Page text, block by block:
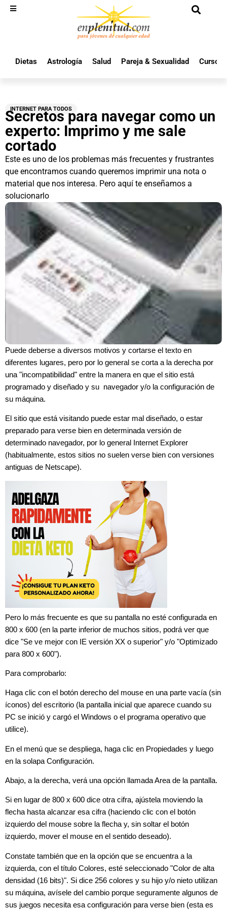
Dietas Astrología Salud Pareja & Sexualidad Cursos
INTERNET PARA TODOS
Secretos para navegar como un
experto: Imprimo y me sale
cortado
Este es uno de los problemas más frecuentes y frustrantes
que encontramos cuando queremos imprimir una nota o
material que nos interesa. Pero aquí te enseñamos a
solucionarlo
Puede deberse a diversos motivos y cortarse el texto en
diferentes lugares, pero por lo general se corta a la derecha por
una "incompatibilidad" entre la manera en que el sitio está
programado y diseñado y su navegador y/o la configuración de
su máquina.
El sitio que está visitando puede estar mal diseñado, o estar
preparado para verse bien en determinada versión de
determinado navegador, por lo general Internet Explorer
(habitualmente, estos sitios no suelen verse bien con versiones
antiguas de Netscape).
Pero lo más frecuente es que su pantalla no esté configurada en
800 x 600 (en la parte inferior de muchos sitios, podrá ver que
dice "Se ve mejor con IE versión XX o superior" y/o "Optimizado
para 800 x 600").
Para comprobarlo:
Haga clic con el botón derecho del mouse en una parte vacía (sin
íconos) del escritorio (la pantalla inicial que aparece cuando su
PC se inició y cargó el Windows o el programa operativo que
utilice).
En el menú que se despliega, haga clic en Propiedades y luego
en la solapa Configuración.
Abajo, a la derecha, verá una opción llamada Area de la pantalla.
Si en lugar de 800 x 600 dice otra cifra, ajústela moviendo la
flecha hasta alcanzar esa cifra (haciendo clic con el botón
izquierdo del mouse sobre la flecha y, sin soltar el botón
izquierdo, mover el mouse en el sentido deseado).
Constate también que en la opción que se encuentra a la
izquierda, con el título Colores, esté seleccionado "Color de alta
densidad (16 bits)". Si dice 256 colores y su hijo y/o nieto utilizan
su máquina, avísele del cambio porque seguramente algunos de
sus juegos necesita esa configuración para verse bien (esta es